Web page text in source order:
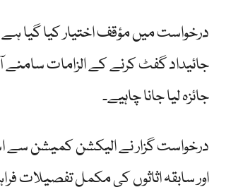
درخواست میں مؤقف اختیار کیا گیا
جائیداد گفٹ کرنے کے الزامات سامنے
جائزہ لیا جانا چاہیے۔
درخواست گزار نے الیکشن کمیشن سے
اور سابقہ اثاثوں کی مکمل تفصیلات